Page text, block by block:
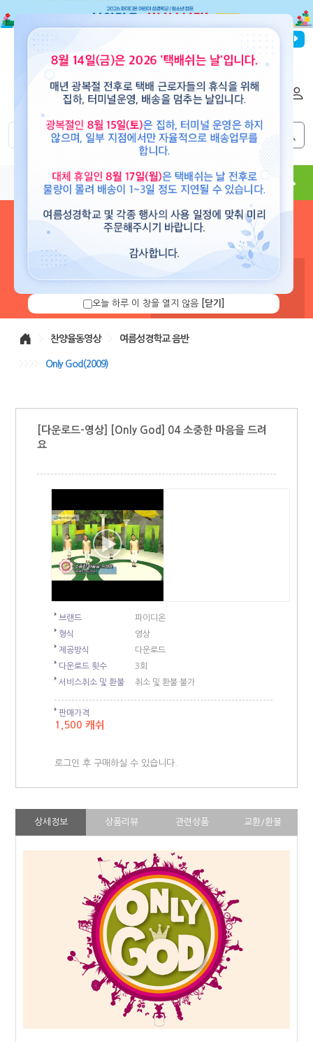
파이디온선교회
0
도서 뮤직 용품 현수막 콘텐츠
로그인 하시면 보유 캐쉬 확
니다.
찬양율동영상 여름성경학교 음반
Only God(2009)
[다운로드-영상] [Only God] 04 소중한 마음을 드려
요
브랜드
파이디온
형식
영상
제공방식
다운로드
다운로드 횟수
3회
서비스취소 및 환불
취소 및 환불 불가
판매가격
1,500 캐쉬
로그인 후 구매하실 수 있습니다.
상세정보 상품리뷰 관련상품 교환/환불
오늘 하루 이 창을 열지 않음 [닫기]